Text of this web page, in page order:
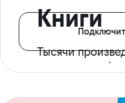
Книги
Тысячи
с доступом